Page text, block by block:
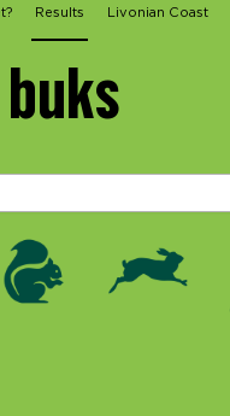
Results Livonian Coast